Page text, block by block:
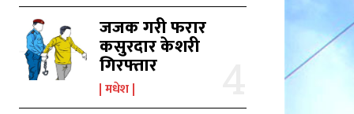
जजक गरी फरार
कसुरदार केशरी
गिरफ्तार
मधेश